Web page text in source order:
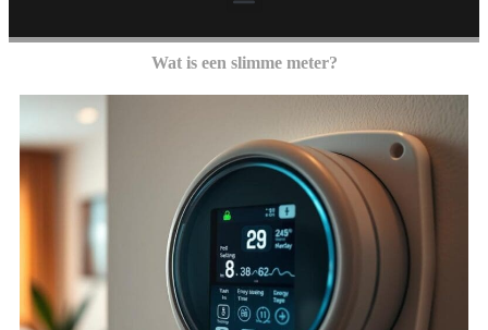
Wat is een slimme meter?